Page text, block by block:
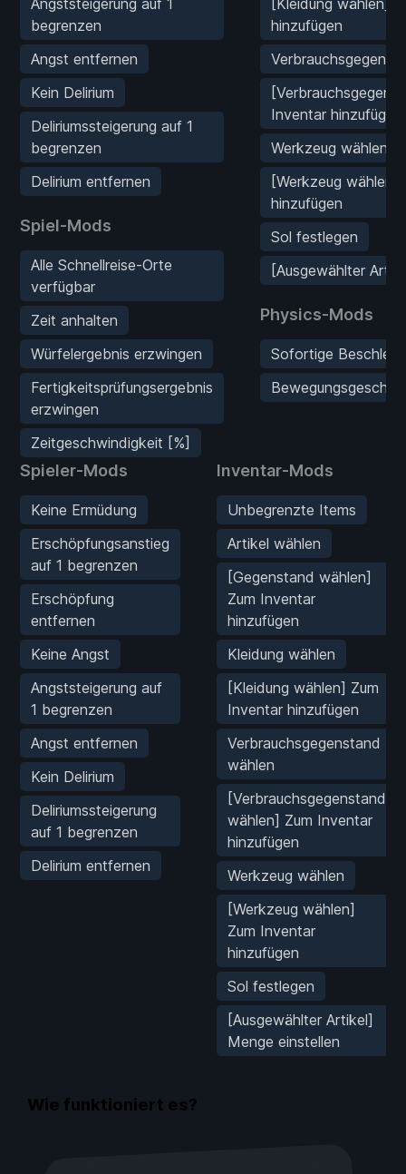
begrenzen
Angst entfernen
Kein Delirium
Deliriumssteigerung auf 1
begrenzen
Delirium entfernen
Spiel-Mods
Alle Schnellreise-Orte
verfügbar
Zeit anhalten
Würfelergebnis erzwingen
Fertigkeitsprüfungsergebnis
erzwingen
Zeitgeschwindigkeit [%]
hinzufügen
Inventar hinzufügen
Werkzeug wählen
[Werkzeug wählen]
hinzufügen
Sol festlegen
[Ausgewählter
Physics-Mods
Sofortige
Spieler-Mods
Keine Ermüdung
Erschöpfungsanstieg
auf 1 begrenzen
Erschöpfung
entfernen
Keine Angst
Angststeigerung auf
1 begrenzen
Angst entfernen
Kein Delirium
Deliriumssteigerung
auf 1 begrenzen
Delirium entfernen
Inventar-Mods
Unbegrenzte Items
Artikel wählen
[Gegenstand wählen]
Zum Inventar
hinzufügen
Kleidung wählen
[Kleidung wählen] Zum
Inventar hinzufügen
Verbrauchsgegenstand
wählen
[Verbrauchsgegenstand
wählen] Zum Inventar
hinzufügen
Werkzeug wählen
[Werkzeug wählen]
Zum Inventar
hinzufügen
Sol festlegen
[Ausgewählter Artikel]
Menge einstellen
Wie funktioniert es?